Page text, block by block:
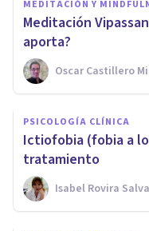
MEDITACIÓN Y
Meditación
aporta?
Oscar Castillero
PSICOLOGÍA CLÍNICA
Ictiofobia (fobia a
tratamiento
Isabel Rovira